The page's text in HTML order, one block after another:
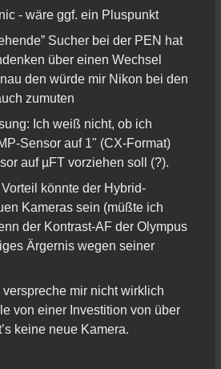
- wäre ggf. ein Pluspunkt
Sucher bei der PEN hat
über einen Wechsel
den würde mir Nikon bei den
zumuten
Ich weiß nicht, ob ich
Sensor auf 1" (CX-Format)
auf µFT vorziehen soll (?).
könnte der Hybrid-
Kameras sein (müßte ich
der Kontrast-AF der Olympus
Ärgernis wegen seiner
mir nicht wirklich
von einer Investition von über
keine neue Kamera.